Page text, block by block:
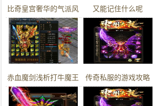
比奇皇宫奢华的气派风
貌
又能记住什么呢
赤血魔剑浅析打牛魔王
的四大困难最后一点是
传奇私服的游戏攻略